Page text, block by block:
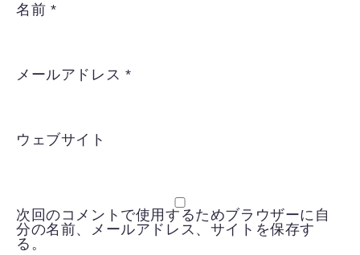
名前 *
メールアドレス *
ウェブサイト
次回のコメントで使用するためブラウザーに自
分の名前、メールアドレス、サイトを保存す
る。